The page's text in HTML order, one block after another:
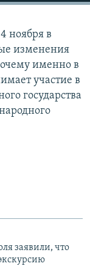
ноября в
изменения
именно в
участие в
государства
заявили, что